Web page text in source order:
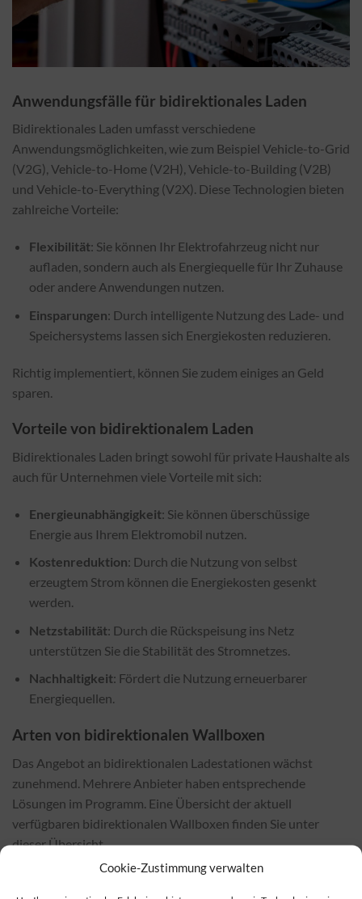
Cookie-Zustimmung verwalten
Anwendungsfälle für bidirektionales Laden
Bidirektionales Laden umfasst verschiedene
Anwendungsmöglichkeiten, wie zum Beispiel Vehicle-to-Grid
(V2G), Vehicle-to-Home (V2H), Vehicle-to-Building (V2B)
und Vehicle-to-Everything (V2X). Diese Technologien bieten
zahlreiche Vorteile:
Flexibilität: Sie können Ihr Elektrofahrzeug nicht nur
aufladen, sondern auch als Energiequelle für Ihr Zuhause
oder andere Anwendungen nutzen.
Einsparungen: Durch intelligente Nutzung des Lade- und
Speichersystems lassen sich Energiekosten reduzieren.
Richtig implementiert, können Sie zudem einiges an Geld
sparen.
Vorteile von bidirektionalem Laden
Bidirektionales Laden bringt sowohl für private Haushalte als
auch für Unternehmen viele Vorteile mit sich:
Energieunabhängigkeit: Sie können überschüssige
Energie aus Ihrem Elektromobil nutzen.
Kostenreduktion: Durch die Nutzung von selbst
erzeugtem Strom können die Energiekosten gesenkt
werden.
Netzstabilität: Durch die Rückspeisung ins Netz
unterstützen Sie die Stabilität des Stromnetzes.
Nachhaltigkeit: Fördert die Nutzung erneuerbarer
Energiequellen.
Arten von bidirektionalen Wallboxen
Das Angebot an bidirektionalen Ladestationen wächst
zunehmend. Mehrere Anbieter haben entsprechende
Lösungen im Programm. Eine Übersicht der aktuell
verfügbaren bidirektionalen Wallboxen finden Sie unter
dieser Übersicht.
Wo Sie bidirektionale Wallboxen erwerben